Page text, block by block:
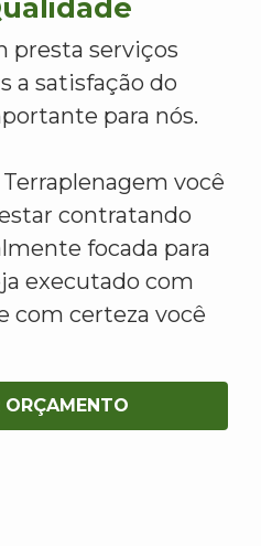
presta serviços
a satisfação do
para nós.
você
contratando
focada para
executado com
com certeza você